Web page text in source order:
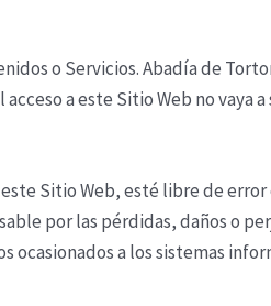
o Servicios.Abadía de
a este Sitio Web no vaya
Sitio Web, esté libre de error
por las pérdidas, daños o
ocasionados a los sistemas